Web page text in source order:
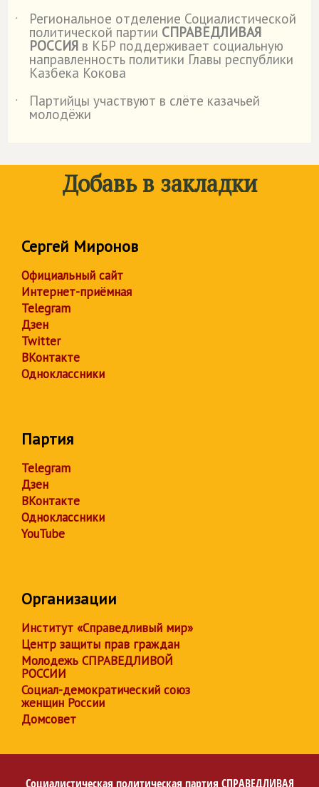
˙
Региональное отделение Социалистической
политической партии СПРАВЕДЛИВАЯ
РОССИЯ в КБР поддерживает социальную
направленность политики Главы республики
Казбека Кокова
˙
Партийцы участвуют в слёте казачьей
молодёжи
Добавь в закладки
Сергей Миронов
Официальный сайт
Интернет-приёмная
Telegram
Дзен
Twitter
ВКонтакте
Одноклассники
Партия
Telegram
Дзен
ВКонтакте
Одноклассники
YouTube
Организации
Институт «Справедливый мир»
Центр защиты прав граждан
Молодежь СПРАВЕДЛИВОЙ
РОССИИ
Социал-демократический союз
женщин России
Домсовет
Социалистическая политическая партия СПРАВЕДЛИВАЯ